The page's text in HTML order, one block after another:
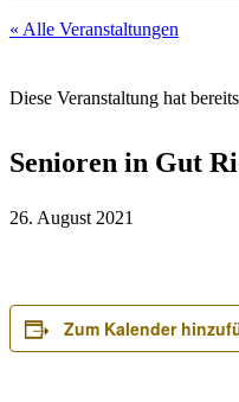
« Alle Veranstaltungen
Diese Veranstaltung hat
Senioren in Gut
26. August 2021
Zum Kalender